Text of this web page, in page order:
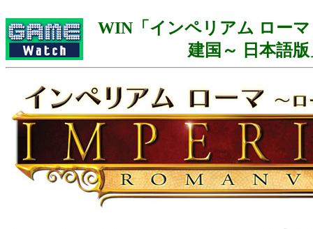
WIN「インペリアム ロー
建国～ 日本語版